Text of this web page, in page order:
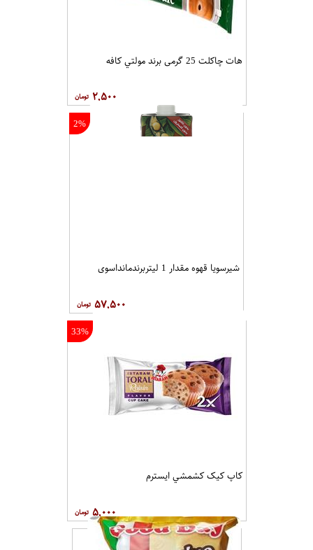
هات چاکلت 25 گرمی برند مولتي کافه
۲,۵۰۰
2%
شیرسویا قهوه مقدار 1 لیتربرندمانداسوی
۵۷,۵۰۰
33%
کاپ کيک کشمشي ايسترم
۵,۰۰۰